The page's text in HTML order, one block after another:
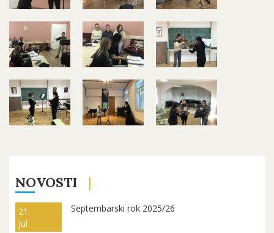
NOVOSTI
21.
Jul
Septembarski rok 2025/26